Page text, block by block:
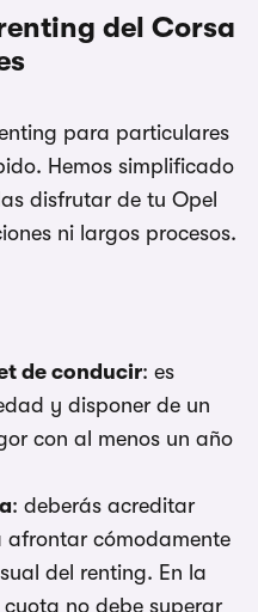
del Corsa
para particulares
Hemos simplificado
disfrutar de tu Opel
ni largos procesos.
de conducir: es
y disponer de un
con al menos un año
: deberás acreditar
afrontar cómodamente
del renting. En la
no debe superar